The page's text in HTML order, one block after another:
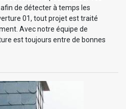
de détecter à temps les
01, tout projet est traité
Avec notre équipe de
est toujours entre de bonnes